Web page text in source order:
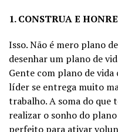
1. CONSTRUA E
Isso. Não é mero plano
desenhar um plano de
Gente com plano de
líder se entrega muito
trabalho. A soma do que
realizar o sonho do
perfeito para ativar